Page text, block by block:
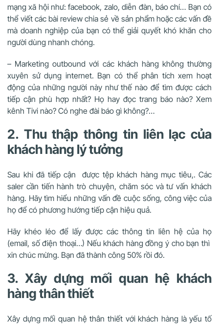
mạng xã hội như: facebook, zalo, diễn đàn, báo chí… Bạn có
thể viết các bài review chia sẻ về sản phẩm hoặc các vấn đề
mà doanh nghiệp của bạn có thể giải quyết khó khăn cho
người dùng nhanh chóng.
– Marketing outbound với các khách hàng không thường
xuyên sử dụng internet. Bạn có thể phân tích xem hoạt
động của những người này như thế nào để tìm được cách
tiếp cận phù hợp nhất? Họ hay đọc trang báo nào? Xem
kênh Tivi nào? Có nghe đài báo gì không?…
2. Thu thập thông tin liên lạc của
khách hàng lý tưởng
Sau khi đã tiếp cận được tệp khách hàng mục tiêu,. Các
saler cần tiến hành trò chuyện, chăm sóc và tư vấn khách
hàng. Hãy tìm hiểu những vấn đề cuộc sống, công việc của
họ để có phương hướng tiếp cận hiệu quả.
Hãy khéo léo để lấy được các thông tin liên hệ của họ
(email, số điện thoại…) Nếu khách hàng đồng ý cho bạn thì
xin chúc mừng. Bạn đã thành công 50% rồi đó.
3. Xây dựng mối quan hệ khách
hàng thân thiết
Xây dựng mối quan hệ thân thiết với khách hàng là yếu tố